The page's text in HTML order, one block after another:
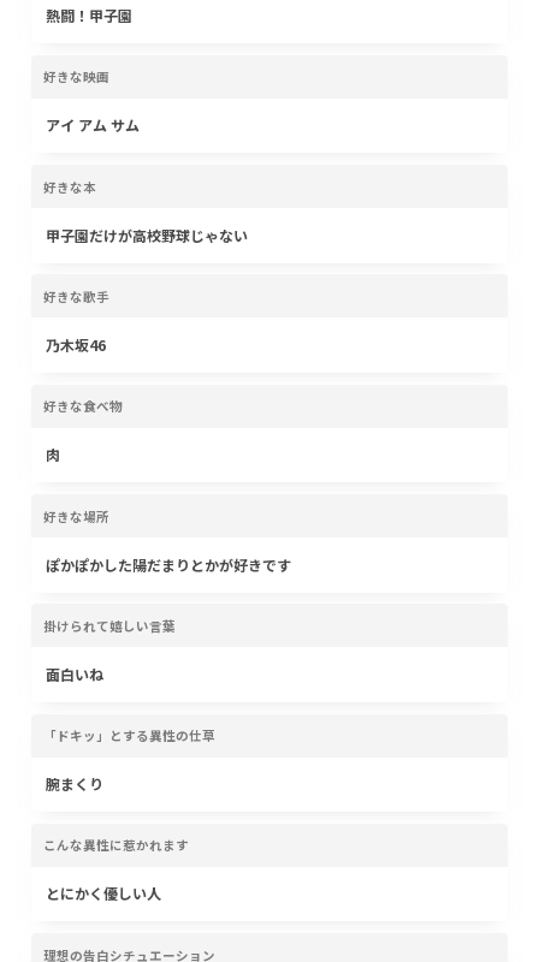
熱闘！甲子園
好きな映画
アイ アム サム
好きな本
甲子園だけが高校野球じゃない
好きな歌手
乃木坂46
好きな食べ物
肉
好きな場所
ぽかぽかした陽だまりとかが好きです
掛けられて嬉しい言葉
面白いね
「ドキッ」とする異性の仕草
腕まくり
こんな異性に惹かれます
とにかく優しい人
理想の告白シチュエーション